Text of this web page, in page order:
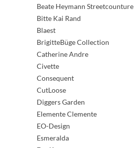
Beate Heymann Streetcounture
Bitte Kai Rand
Blaest
BrigitteBüge Collection
Catherine Andre
Civette
Consequent
CutLoose
Diggers Garden
Elemente Clemente
EO-Design
Esmeralda